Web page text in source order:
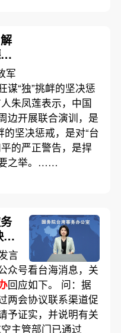
军
谋“独”挑衅的坚决惩
朱凤莲表示，中国
边开展联合演训，是
的坚决惩戒，是对“台
的严正警告，是捍
之举。……
集
言
众号看台海消息，关
回应如下。 问：据
两会协议联系渠道促
予证实，并说明有关
主管部门已通过